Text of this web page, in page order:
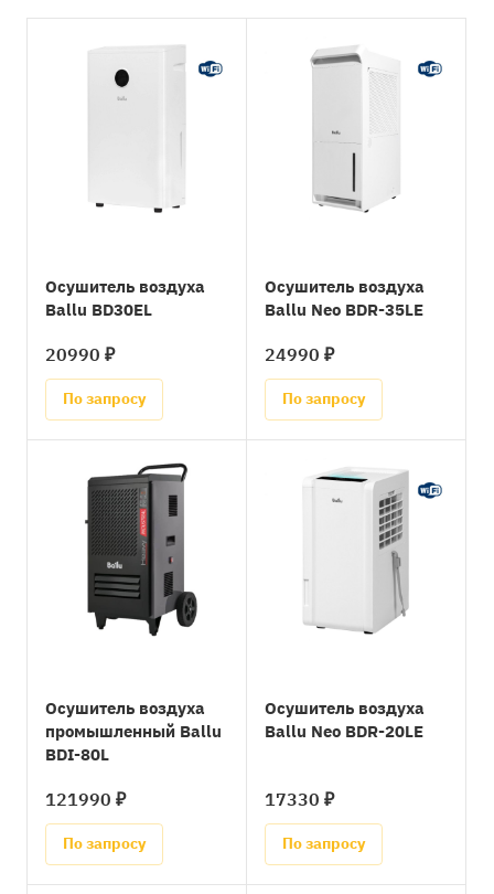
Осушитель воздуха
Ballu BD30EL
20990 ₽
По запросу
Осушитель воздуха
Ballu Neo BDR-35LE
24990 ₽
По запросу
Осушитель воздуха
промышленный Ballu
BDI-80L
121990 ₽
По запросу
Осушитель воздуха
Ballu Neo BDR-20LE
17330 ₽
По запросу